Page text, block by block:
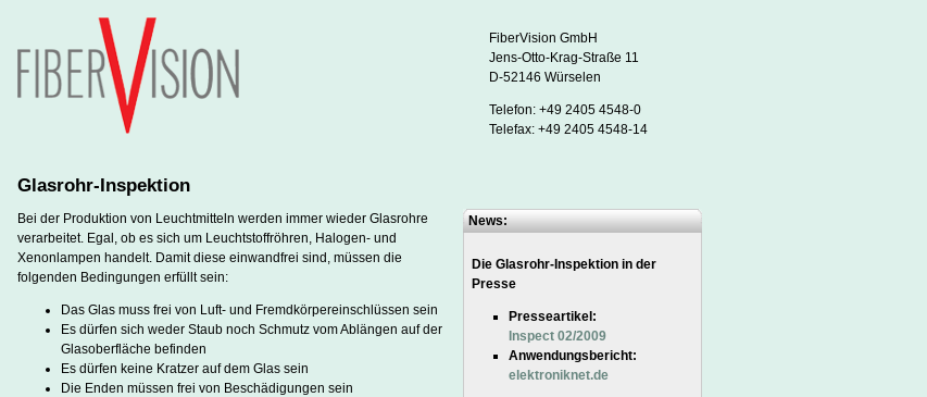
FiberVision GmbH
Jens-Otto-Krag-Straße 11
D-52146 Würselen
Telefon: +49 2405 4548-0
Telefax: +49 2405 4548-14
Glasrohr-Inspektion
Bei der Produktion von Leuchtmitteln werden immer wieder Glasrohre
verarbeitet. Egal, ob es sich um Leuchtstoffröhren, Halogen- und
Xenonlampen handelt. Damit diese einwandfrei sind, müssen die
folgenden Bedingungen erfüllt sein:
Das Glas muss frei von Luft- und Fremdkörpereinschlüssen sein
Es dürfen sich weder Staub noch Schmutz vom Ablängen auf der
Glasoberfläche befinden
Es dürfen keine Kratzer auf dem Glas sein
Die Enden müssen frei von Beschädigungen sein
News:
Die Glasrohr-Inspektion in der
Presse
Presseartikel:
Inspect 02/2009
Anwendungsbericht:
elektroniknet.de